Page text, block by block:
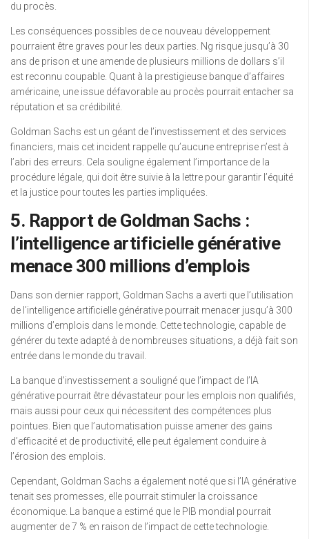
du procès.
Les conséquences possibles de ce nouveau développement
pourraient être graves pour les deux parties. Ng risque jusqu’à 30
ans de prison et une amende de plusieurs millions de dollars s’il
est reconnu coupable. Quant à la prestigieuse banque d’affaires
américaine, une issue défavorable au procès pourrait entacher sa
réputation et sa crédibilité.
Goldman Sachs est un géant de l’investissement et des services
financiers, mais cet incident rappelle qu’aucune entreprise n’est à
l’abri des erreurs. Cela souligne également l’importance de la
procédure légale, qui doit être suivie à la lettre pour garantir l’équité
et la justice pour toutes les parties impliquées.
5. Rapport de Goldman Sachs :
l’intelligence artificielle générative
menace 300 millions d’emplois
Dans son dernier rapport, Goldman Sachs a averti que l’utilisation
de l’intelligence artificielle générative pourrait menacer jusqu’à 300
millions d’emplois dans le monde. Cette technologie, capable de
générer du texte adapté à de nombreuses situations, a déjà fait son
entrée dans le monde du travail.
La banque d’investissement a souligné que l’impact de l’IA
générative pourrait être dévastateur pour les emplois non qualifiés,
mais aussi pour ceux qui nécessitent des compétences plus
pointues. Bien que l’automatisation puisse amener des gains
d’efficacité et de productivité, elle peut également conduire à
l’érosion des emplois.
Cependant, Goldman Sachs a également noté que si l’IA générative
tenait ses promesses, elle pourrait stimuler la croissance
économique. La banque a estimé que le PIB mondial pourrait
augmenter de 7 % en raison de l’impact de cette technologie.